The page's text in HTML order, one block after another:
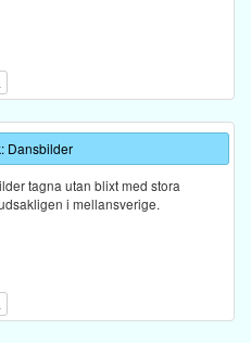
Dansbilder
tagna utan blixt med stora
i mellansverige.